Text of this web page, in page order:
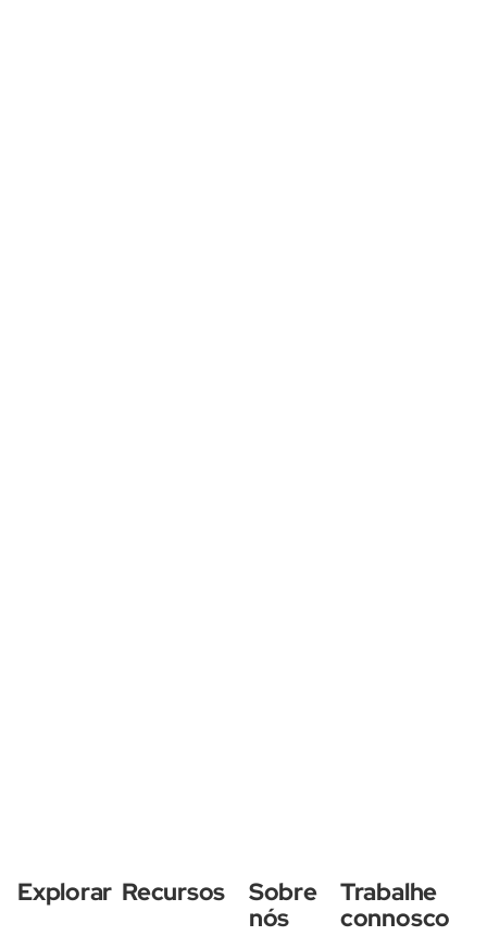
Explorar Recursos
Sobre
nós
Trabalhe
connosco